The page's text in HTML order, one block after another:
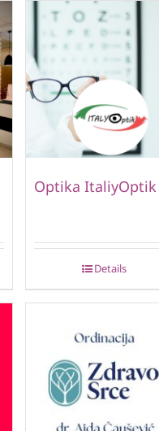
Optika ItaliyOptik
Details